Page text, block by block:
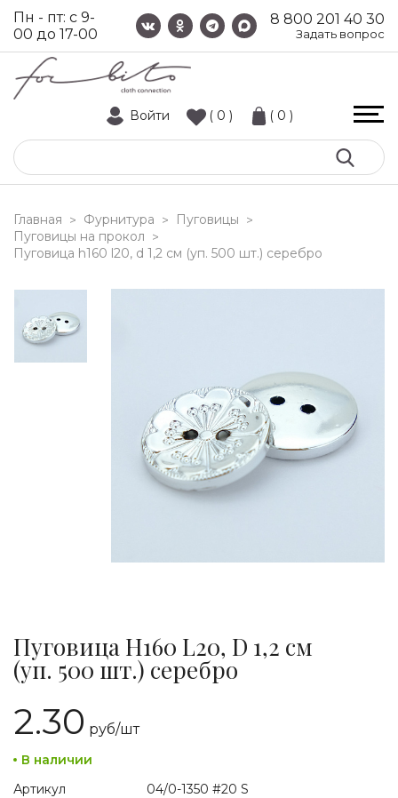
8 800 201 40 30
Задать вопрос
Пн - пт: с 9-
00 до 17-00
Войти ( 0 ) ( 0 )
Главная > Фурнитура > Пуговицы >
Пуговицы на прокол >
пуговица h160 l20, d 1,2 см (уп. 500 шт.) серебро
Пуговица H160 L20, D 1,2 см
(уп. 500 шт.) серебро
2.30 руб/шт
В наличии
Артикул
04/0-1350 #20 S